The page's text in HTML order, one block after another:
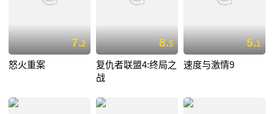
7.2
怒火重案
8.5
复仇者联盟4:终局之
战
5.1
速度与激情9